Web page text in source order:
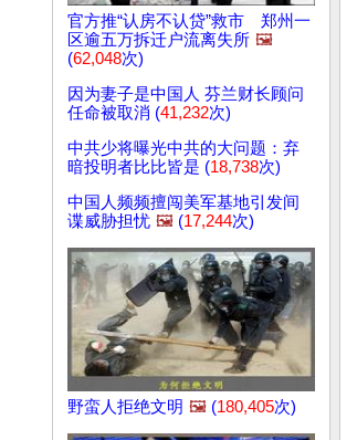
官方推“认房不认贷”救市 郑州一
区逾五万拆迁户流离失所 🖼️
(62,048次)
因为妻子是中国人 芬兰财长顾问
任命被取消 (41,232次)
中共少将曝光中共的大问题：弃
暗投明者比比皆是 (18,738次)
中国人频频擅闯美军基地引发间
谍威胁担忧 🖼️ (17,244次)
野蛮人拒绝文明 🖼️ (180,405次)